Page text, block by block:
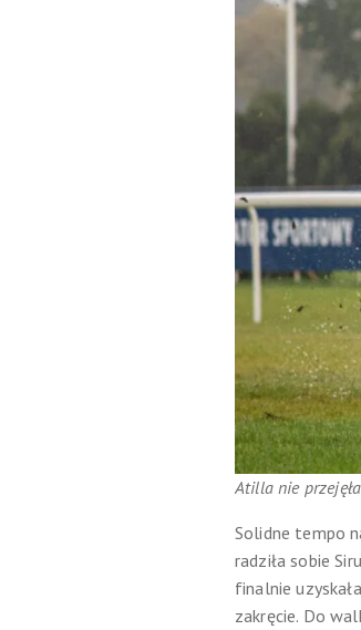
Atilla nie
Solidne tempo
radziła sobie
finalnie
zakręcie. Do